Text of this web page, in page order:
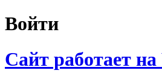
Войти
Сайт работает